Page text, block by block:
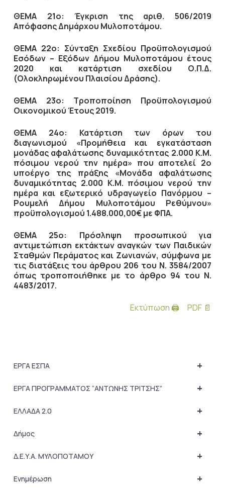
ΘΕΜΑ 21ο:Έγκριση της αριθ. 506/2019
Απόφασης Δημάρχου Μυλοποτάμου.
ΘΕΜΑ 22ο: Σύνταξη Σχεδίου Προϋπολογισμού
Εσόδων – Εξόδων Δήμου Μυλοποτάμου έτους
2020 και κατάρτιση σχεδίου Ο.Π.Δ.
(Ολοκληρωμένου Πλαισίου Δράσης).
ΘΕΜΑ 23ο: Τροποποίηση Προϋπολογισμού
Οικονομικού Έτους 2019.
ΘΕΜΑ 24ο: Κατάρτιση των όρων του
διαγωνισμού «Προμήθεια και εγκατάσταση
μονάδας αφαλάτωσης δυναμικότητας 2.000 Κ.Μ.
πόσιμου νερού την ημέρα» που αποτελεί 2ο
υποέργο της πράξης «Μονάδα αφαλάτωσης
δυναμικότητας 2.000 Κ.Μ. πόσιμου νερού την
ημέρα και εξωτερικό υδραγωγείο Πανόρμου –
Ρουμελή Δήμου Μυλοποτάμου Ρεθύμνου»
προϋπολογισμού 1.488.000,00€ με ΦΠΑ.
ΘΕΜΑ 25ο: Πρόσληψη προσωπικού για
αντιμετώπιση εκτάκτων αναγκών των Παιδικών
Σταθμών Περάματος και Ζωνιανών, σύμφωνα με
τις διατάξεις του άρθρου 206 του Ν. 3584/2007
όπως τροποποιήθηκε με το άρθρο 94 του Ν.
4483/2017.
Εκτύπωση 🖨
PDF 📄
+
ΕΡΓΑ ΕΣΠΑ
+
ΕΡΓΑ ΠΡΟΓΡΑΜΜΑΤΟΣ “ΑΝΤΩΝΗΣ ΤΡΙΤΣΗΣ”
+
ΕΛΛΑΔΑ 2.0
+
Δήμος
+
Δ.Ε.Υ.Α. ΜΥΛΟΠΟΤΑΜΟΥ
+
Ενημέρωση